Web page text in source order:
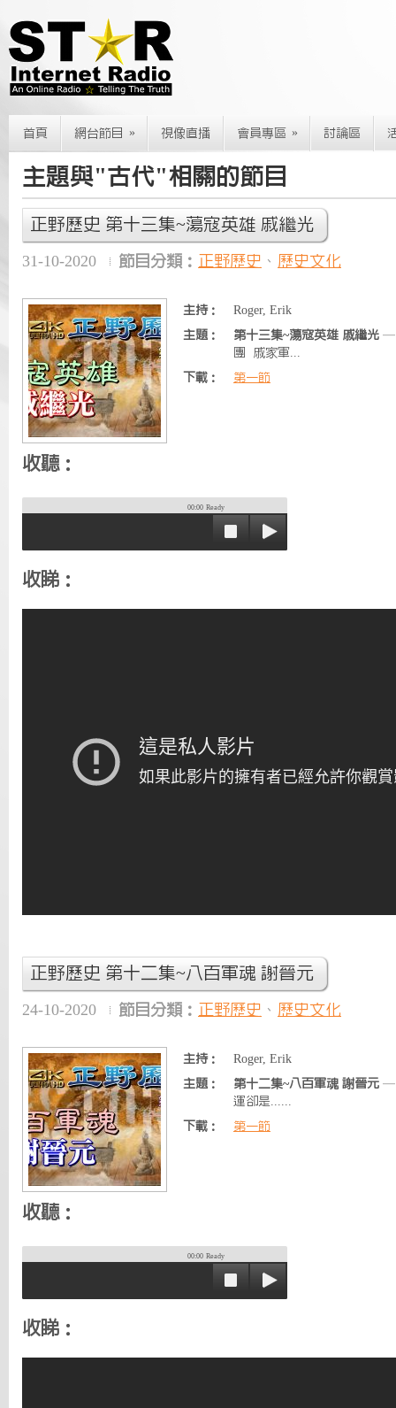
首頁 網台節目 » 視像直播 會員專區 » 討論區
主題與"古代"相關的節目
正野歷史 第十三集~蕩寇英雄 戚繼光
31-10-2020 節目分類： 正野歷史 、 歷史文化
主持：
Roger, Erik
主題：
第十三集~蕩寇英雄 戚繼光 —
團 戚家軍...
下載：
第一節
收聽：
00:00 Ready
收睇：
正野歷史 第十二集~八百軍魂 謝晉元
24-10-2020 節目分類： 正野歷史 、 歷史文化
主持：
Roger, Erik
主題：
第十二集~八百軍魂 謝晉元 —
運卻是......
下載：
第一節
收聽：
00:00 Ready
收睇：